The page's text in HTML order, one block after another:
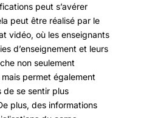
peut s’avérer
peut être réalisé par le
vidéo, où les enseignants
d’enseignement et leurs
non seulement
permet également
de se sentir plus
plus, des informations